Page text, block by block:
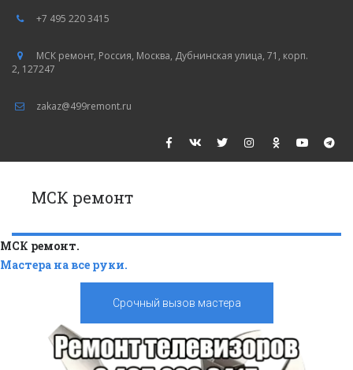
+7 495 220 3415
МСК ремонт, Россия, Москва, Дубнинская улица, 71, корп.
2, 127247
zakaz@499remont.ru
МСК ремонт
Мастера на все руки.
Срочный вызов мастера